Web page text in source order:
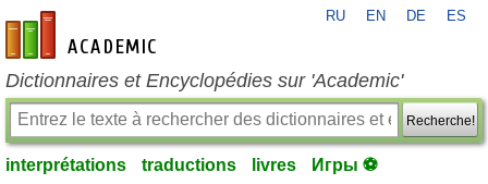
fr-academic.com
RU EN DE ES
Dictionnaires et Encyclopédies sur 'Academic'
Recherche!
interprétations traductions livres Игры ⚽